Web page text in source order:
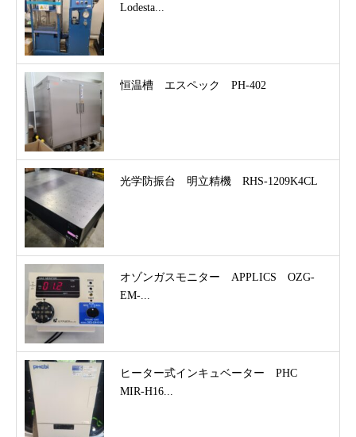
Lodesta...
恒温槽 エスペック PH-402
光学防振台 明立精機 RHS-1209K4CL
オゾンガスモニター APPLICS OZG-
EM-...
ヒーター式インキュベーター PHC
MIR-H16...